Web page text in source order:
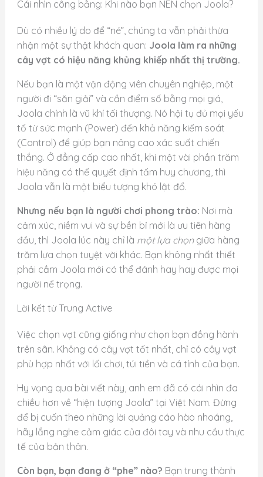
Cái nhìn công bằng: Khi nào bạn NÊN chọn Joola?
Dù có nhiều lý do để “né”, chúng ta vẫn phải thừa
nhận một sự thật khách quan: Joola làm ra những
cây vợt có hiệu năng khủng khiếp nhất thị trường.
Nếu bạn là một vận động viên chuyên nghiệp, một
người đi “săn giải” và cần điểm số bằng mọi giá,
Joola chính là vũ khí tối thượng. Nó hội tụ đủ mọi yếu
tố từ sức mạnh (Power) đến khả năng kiểm soát
(Control) để giúp bạn nâng cao xác suất chiến
thắng. Ở đẳng cấp cao nhất, khi một vài phần trăm
hiệu năng có thể quyết định tấm huy chương, thì
Joola vẫn là một biểu tượng khó lật đổ.
Nhưng nếu bạn là người chơi phong trào: Nơi mà
cảm xúc, niềm vui và sự bền bỉ mới là ưu tiên hàng
đầu, thì Joola lúc này chỉ là một lựa chọngiữa hàng
trăm lựa chọn tuyệt vời khác. Bạn không nhất thiết
phải cầm Joola mới có thể đánh hay hay được mọi
người nể trọng.
Lời kết từ Trung Active
Việc chọn vợt cũng giống như chọn bạn đồng hành
trên sân. Không có cây vợt tốt nhất, chỉ có cây vợt
phù hợp nhất với lối chơi, túi tiền và cá tính của bạn.
Hy vọng qua bài viết này, anh em đã có cái nhìn đa
chiều hơn về “hiện tượng Joola” tại Việt Nam. Đừng
để bị cuốn theo những lời quảng cáo hào nhoáng,
hãy lắng nghe cảm giác của đôi tay và nhu cầu thực
tế của bản thân.
Còn bạn, bạn đang ở “phe” nào? Bạn trung thành